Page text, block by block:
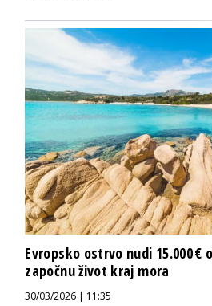
Evropsko ostrvo nudi 15.000 €
započnu život kraj mora
30/03/2026 | 11:35